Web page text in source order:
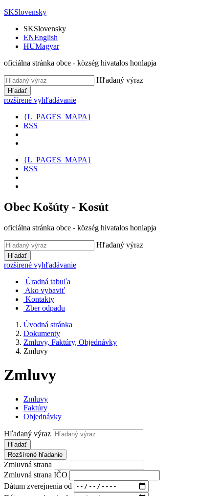
SKSlovensky
SKSlovensky
ENEnglish
HUMagyar
oficiálna stránka obce - község hivatalos honlapja
Hľadaný výraz
Hľadať
rozšírené vyhľadávanie
{L_PAGES_MAPA}
RSS
{L_PAGES_MAPA}
RSS
Obec Košúty - Kosút
oficiálna stránka obce - község hivatalos honlapja
Hľadaný výraz
Hľadať
rozšírené vyhľadávanie
Úradná tabuľa
Ako vybaviť
Kontakty
Zber odpadu
Úvodná stránka
Dokumenty
Zmluvy, Faktúry, Objednávky
Zmluvy
Zmluvy
Zmluvy
Faktúry
Objednávky
Hľadaný výraz
Hľadať
Rozšírené hľadanie
Zmluvná strana
Zmluvná strana IČO
Dátum zverejnenia od